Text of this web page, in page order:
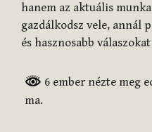
hanem az aktuális
gazdálkodsz vele, annál
és hasznosabb
6 ember nézte meg
ma.